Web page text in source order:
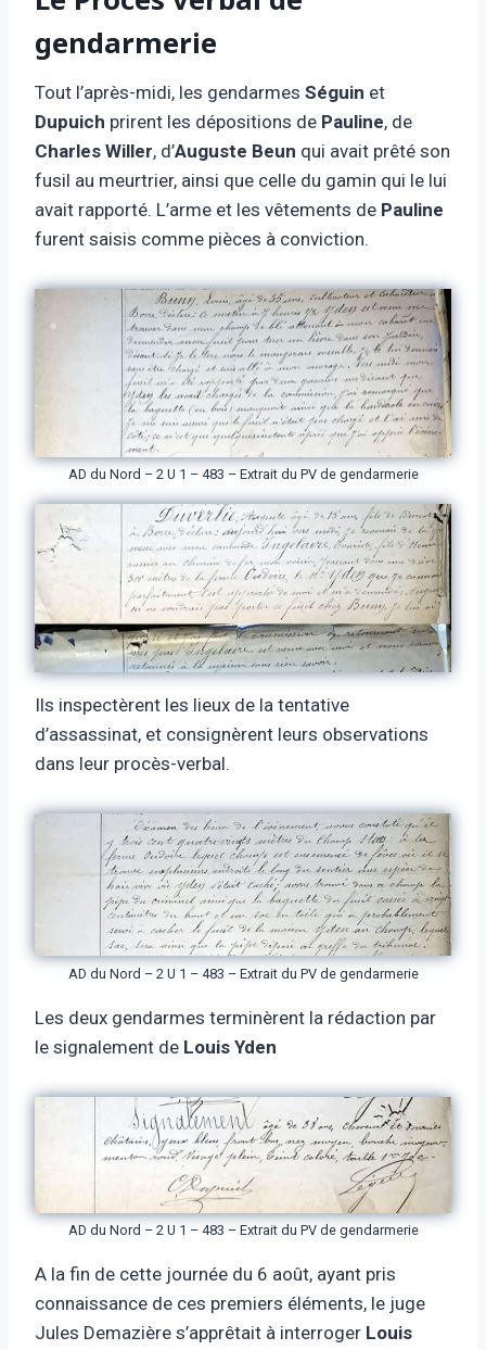
gendarmerie
Tout l’après-midi, les gendarmes Séguin et
Dupuich prirent les dépositions de Pauline, de
Charles Willer, d’Auguste Beun qui avait prêté son
fusil au meurtrier, ainsi que celle du gamin qui le lui
avait rapporté. L’arme et les vêtements de Pauline
furent saisis comme pièces à conviction.
AD du Nord – 2 U 1 – 483 – Extrait du PV de gendarmerie
Ils inspectèrent les lieux de la tentative
d’assassinat, et consignèrent leurs observations
dans leur procès-verbal.
AD du Nord – 2 U 1 – 483 – Extrait du PV de gendarmerie
Les deux gendarmes terminèrent la rédaction par
le signalement de Louis Yden
AD du Nord – 2 U 1 – 483 – Extrait du PV de gendarmerie
A la fin de cette journée du 6 août, ayant pris
connaissance de ces premiers éléments, le juge
Jules Demazière s’apprêtait à interroger Louis